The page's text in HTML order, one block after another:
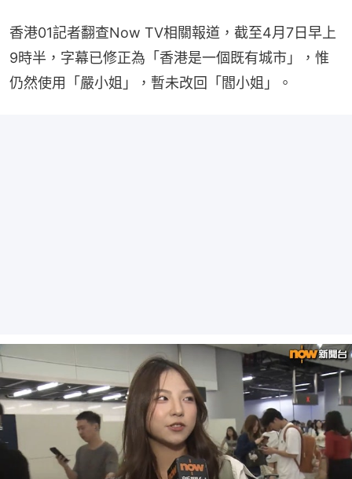
香港01記者翻查Now TV相關報道，截至4月7日早上
9時半，字幕已修正為「香港是一個既有城市」，惟
仍然使用「嚴小姐」，暫未改回「閻小姐」。